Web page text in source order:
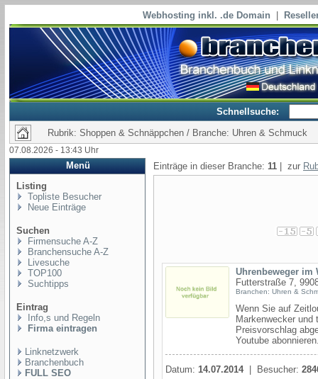
Webhosting inkl. .de Domain
Schnellsuche:
Rubrik: Shoppen & Schnäppchen / Branche: Uhren & Schmuck
07.08.2026 - 13:43 Uhr
Menü
Listing
Topliste Besucher
Neue Einträge
Suchen
Firmensuche A-Z
Branchensuche A-Z
Livesuche
TOP100
Suchtipps
Eintrag
Info,s und Regeln
Firma eintragen
Linknetzwerk
Branchenbuch
FULL SEO
Einträge in dieser Branche: 11 | zur
Uhrenbeweger im
Futterstraße 7,
Branchen: Uhren &
Wenn Sie auf
Markenwecker
Preisvorschlag
Youtube
Datum: 14.07.2014| Besucher: